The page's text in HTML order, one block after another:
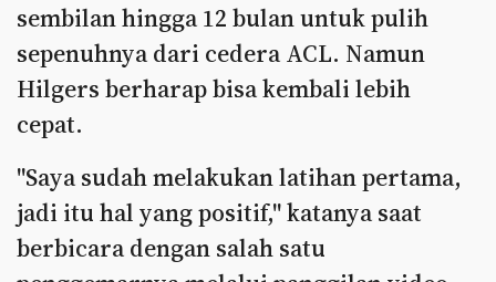
sembilan hingga 12 bulan untuk pulih
sepenuhnya dari cedera ACL. Namun
Hilgers berharap bisa kembali lebih
cepat.
"Saya sudah melakukan latihan pertama,
jadi itu hal yang positif," katanya saat
berbicara dengan salah satu